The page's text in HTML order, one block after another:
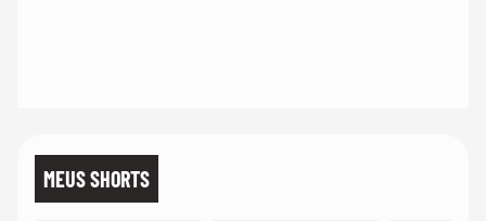
MEUS SHORTS